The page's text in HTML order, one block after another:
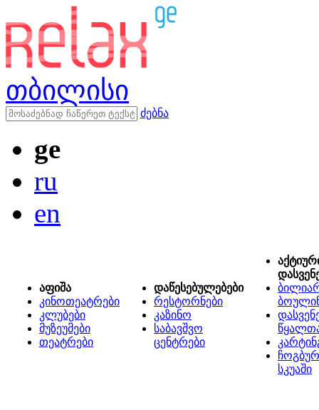
თბილისი
ძებნა
ge
ru
en
აფიშა
კინოთეატრები
კლუბები
მუზეუმები
თეატრები
დაწესებულებები
რესტორნები
კაზინო
საბავშვო
ცენტრები
სკუაში